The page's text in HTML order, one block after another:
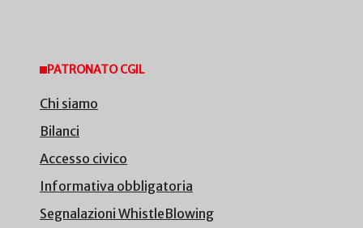
PATRONATO CGIL
Chi siamo
Bilanci
Accesso civico
Informativa obbligatoria
Segnalazioni WhistleBlowing